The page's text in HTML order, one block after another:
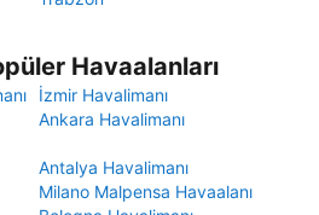
Havaalanları
İzmir Havalimanı
Ankara Havalimanı
Antalya Havalimanı
Milano Malpensa Havaalanı